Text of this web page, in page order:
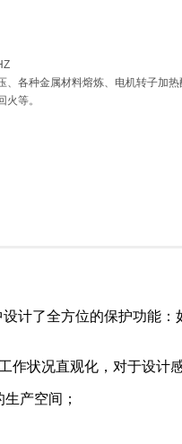
、各种金属材料熔炼、电机转子加
等。
计了全方位的保护功能：
状况直观化，对于设计
产空间；